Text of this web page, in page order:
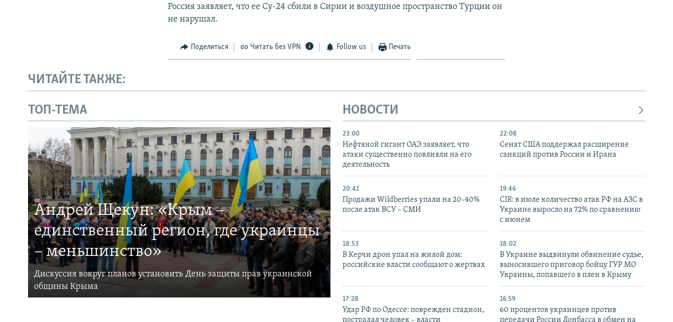
Россия заявляет, что ее Су-24 сбили в Сирии и воздушное пространство Турции он
не нарушал.
Поделиться Читать без VPN Follow us Печать
ЧИТАЙТЕ ТАКЖЕ:
ТОП-ТЕМА
Андрей Щекун: «Крым –
единственный регион, где украинцы
– меньшинство»
Дискуссия вокруг планов установить День защиты прав украинской
общины Крыма
НОВОСТИ
23:00
Нефтяной гигант ОАЭ заявляет, что
атаки существенно повлияли на его
деятельность
22:08
Сенат США поддержал расширение
санкций против России и Ирана
20:41
Продажи Wildberries упали на 20-40%
после атак ВСУ – СМИ
19:46
CIR: в июле количество атак РФ на АЗС в
Украине выросло на 72% по сравнению
с июнем
18:53
В Керчи дрон упал на жилой дом:
российские власти сообщают о жертвах
18:02
В Украине выдвинули обвинение судье,
выносившего приговор бойцу ГУР МО
Украины, попавшего в плен в Крыму
17:28
Удар РФ по Одессе: поврежден стадион,
пострадал человек – власти
16:59
60 процентов украинцев против
передачи России Донбасса в обмен на